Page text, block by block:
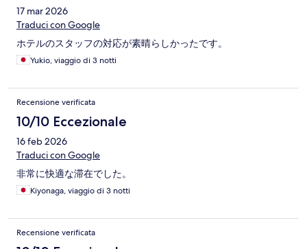
17 mar 2026
Traduci con Google
ホテルのスタッフの対応が素晴らしかったです。
Yukio, viaggio di 3 notti
Recensione verificata
10/10 Eccezionale
16 feb 2026
Traduci con Google
非常に快適な滞在でした。
Kiyonaga, viaggio di 3 notti
Recensione verificata